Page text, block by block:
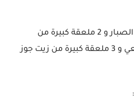
5 ملعقة كبيرة من جل الصبار و 2 ملعقة كبيرة من
العسل الابيض الطبيعي و 3 ملعقة كبيرة من زيت جوز